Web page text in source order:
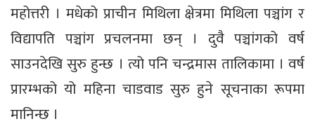
महोत्तरी । मधेको प्राचीन मिथिला क्षेत्रमा मिथिला पञ्चांग र
विद्यापति पञ्चांग प्रचलनमा छन् । दुवै पञ्चांगको वर्ष
साउनदेखि सुरु हुन्छ । त्यो पनि चन्द्रमास तालिकामा । वर्ष
प्रारम्भको यो महिना चाडवाड सुरु हुने सूचनाका रूपमा
मानिन्छ ।